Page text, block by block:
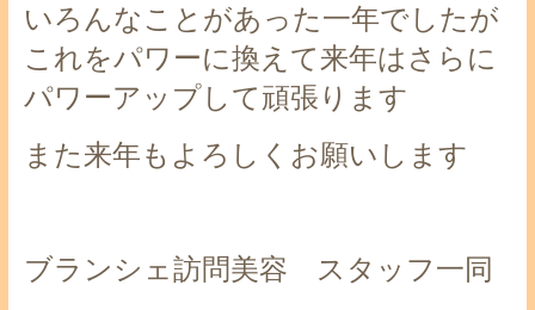
いろんなことがあった一年でしたが
これをパワーに換えて来年はさらに
パワーアップして頑張ります
また来年もよろしくお願いします
ブランシェ訪問美容 スタッフ一同